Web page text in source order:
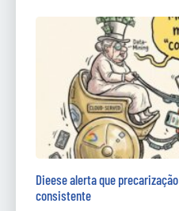
Dieese alerta que
consistente